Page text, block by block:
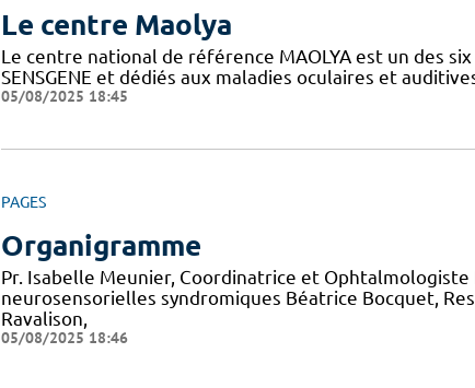
Le centre Maolya
Le centre national de référence MAOLYA est un des
SENSGENE et dédiés aux maladies oculaires et
05/08/2025 18:45
PAGES
Organigramme
Pr. Isabelle Meunier, Coordinatrice et
neurosensorielles syndromiques Béatrice Bocquet,
Ravalison,
05/08/2025 18:46